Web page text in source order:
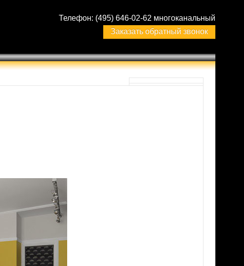
Телефон: (495) 646-02-62 многоканальный
Заказать обратный звонок